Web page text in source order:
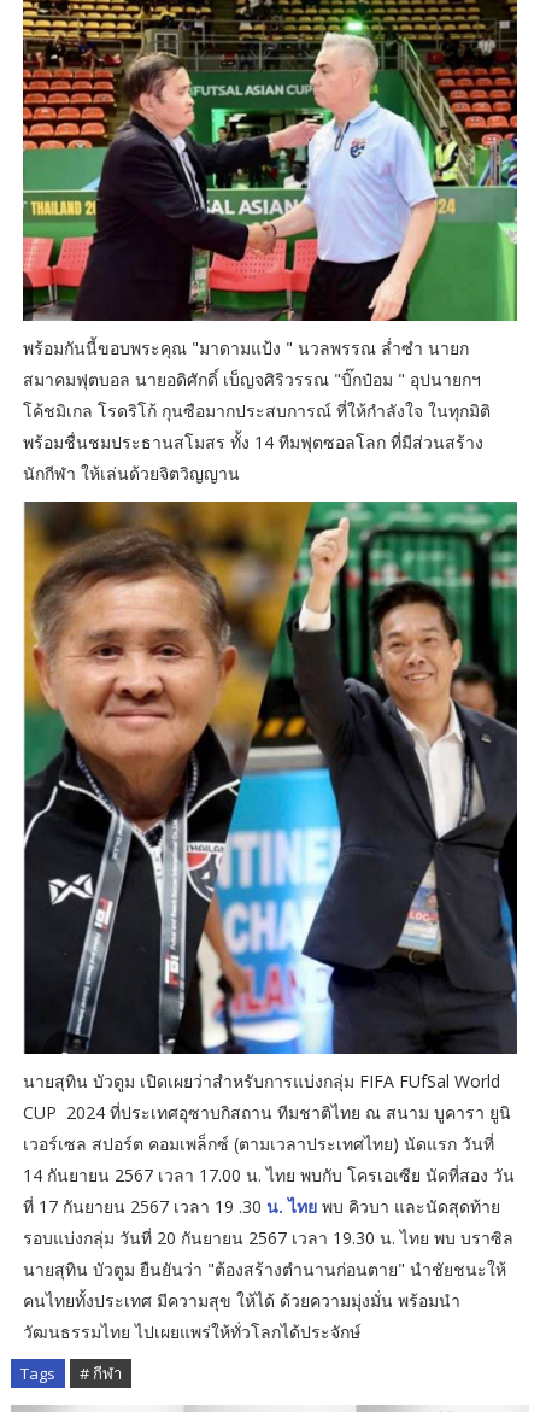
พร้อมกันนี้ขอบพระคุณ "มาดามแป้ง " นวลพรรณ ลํ่าซำ นายก
สมาคมฟุตบอล นายอดิศักดิ์ เบ็ญจศิริวรรณ "บิ๊กป๋อม " อุปนายกฯ
โค้ชมิเกล โรดริโก้ กุนซือมากประสบการณ์ ที่ให้กำลังใจ ในทุกมิติ
พร้อมชื่นชมประธานสโมสร ทั้ง 14 ทีมฟุตซอลโลก ที่มีส่วนสร้าง
นักกีฬา ให้เล่นด้วยจิตวิญญาน
นายสุทิน บัวตูม เปิดเผยว่าสำหรับการแบ่งกลุ่ม FIFA FUfSal World
CUP 2024 ที่ประเทศอุซาบกิสถาน ทีมชาติไทย ณ สนาม บูคารา ยูนิ
เวอร์เซล สปอร์ต คอมเพล็กซ์ (ตามเวลาประเทศไทย) นัดแรก วันที่
14 กันยายน 2567 เวลา 17.00 น. ไทย พบกับ โครเอเซีย นัดที่สอง วัน
ที่ 17 กันยายน 2567 เวลา 19 .30 น. ไทยพบ คิวบา และนัดสุดท้าย
รอบแบ่งกลุ่ม วันที่ 20 กันยายน 2567 เวลา 19.30 น. ไทย พบ บราซิล
นายสุทิน บัวตูม ยืนยันว่า "ต้องสร้างตำนานก่อนตาย" นำชัยชนะให้
คนไทยทั้งประเทศ มีความสุข ให้ได้ ด้วยความมุ่งมั่น พร้อมนำ
วัฒนธรรมไทย ไปเผยแพร่ให้ทั่วโลกได้ประจักษ์
Tags # กีฬา